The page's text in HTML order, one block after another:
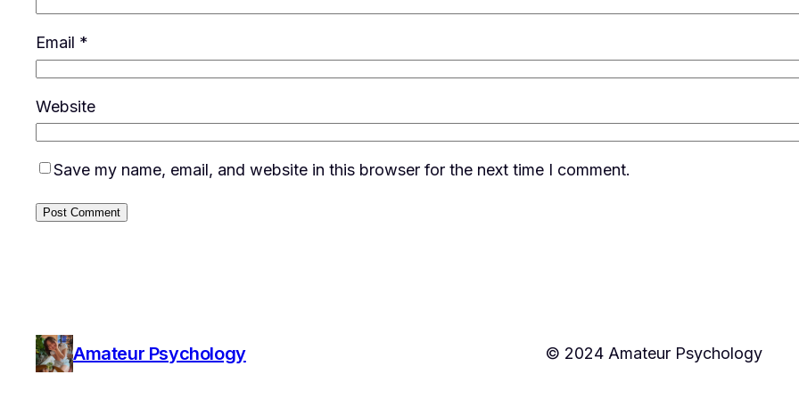
Email *
Website
Save my name, email, and website in this browser for the next time I comment.
Amateur Psychology © 2024 Amateur Psychology